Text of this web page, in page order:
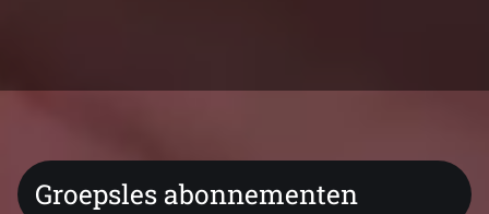
Groepsles abonnementen